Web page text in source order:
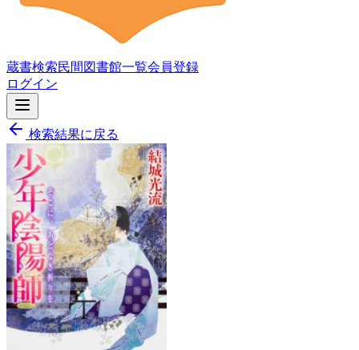
蔵書検索民間図書館一覧会員登録
ログイン
検索結果に戻る